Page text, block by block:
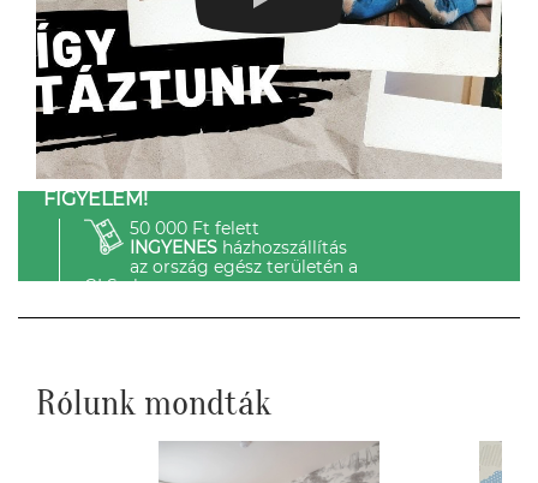
FIGYELEM!
50 000 Ft felett
INGYENESházhozszállítás
az ország egész területén a
GLS-el.
Rólunk mondták